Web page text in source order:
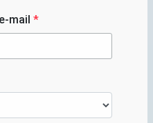
mail *